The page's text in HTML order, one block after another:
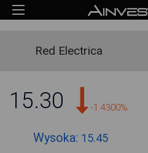
Red Electrica
15.30 -1.4300%
Wysoka: 15.45